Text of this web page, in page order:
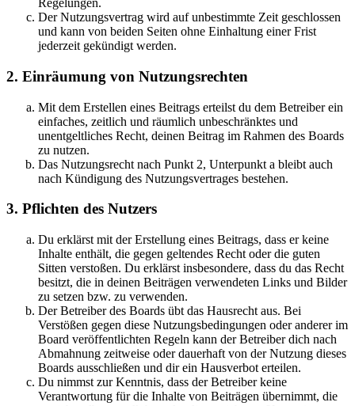
Regelungen.
Der Nutzungsvertrag wird auf unbestimmte Zeit geschlossen
und kann von beiden Seiten ohne Einhaltung einer Frist
jederzeit gekündigt werden.
2. Einräumung von Nutzungsrechten
Mit dem Erstellen eines Beitrags erteilst du dem Betreiber ein
einfaches, zeitlich und räumlich unbeschränktes und
unentgeltliches Recht, deinen Beitrag im Rahmen des Boards
zu nutzen.
Das Nutzungsrecht nach Punkt 2, Unterpunkt a bleibt auch
nach Kündigung des Nutzungsvertrages bestehen.
3. Pflichten des Nutzers
Du erklärst mit der Erstellung eines Beitrags, dass er keine
Inhalte enthält, die gegen geltendes Recht oder die guten
Sitten verstoßen. Du erklärst insbesondere, dass du das Recht
besitzt, die in deinen Beiträgen verwendeten Links und Bilder
zu setzen bzw. zu verwenden.
Der Betreiber des Boards übt das Hausrecht aus. Bei
Verstößen gegen diese Nutzungsbedingungen oder anderer im
Board veröffentlichten Regeln kann der Betreiber dich nach
Abmahnung zeitweise oder dauerhaft von der Nutzung dieses
Boards ausschließen und dir ein Hausverbot erteilen.
Du nimmst zur Kenntnis, dass der Betreiber keine
Verantwortung für die Inhalte von Beiträgen übernimmt, die